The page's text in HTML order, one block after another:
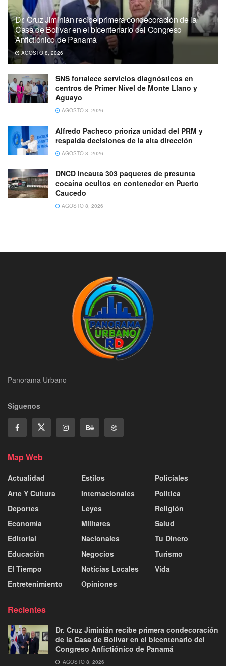
Dr. Cruz Jiminián recibe primera condecoración de la
Casa de Bolívar en el bicentenario del Congreso
Anfictiónico de Panamá
AGOSTO 8, 2026
SNS fortalece servicios diagnósticos en
centros de Primer Nivel de Monte Llano y
Aguayo
AGOSTO 8, 2026
Alfredo Pacheco prioriza unidad del PRM y
respalda decisiones de la alta dirección
AGOSTO 8, 2026
DNCD incauta 303 paquetes de presunta
cocaína ocultos en contenedor en Puerto
Caucedo
AGOSTO 8, 2026
Panorama Urbano
Siguenos
Map Web
Actualidad
Arte Y Cultura
Deportes
Economía
Editorial
Educación
El Tiempo
Entretenimiento
Estilos
Internacionales
Leyes
Militares
Nacionales
Negocios
Noticias Locales
Opiniones
Policiales
Politica
Religión
Salud
Tu Dinero
Turismo
Vida
Recientes
Dr. Cruz Jiminián recibe primera condecoración
de la Casa de Bolívar en el bicentenario del
Congreso Anfictiónico de Panamá
AGOSTO 8, 2026